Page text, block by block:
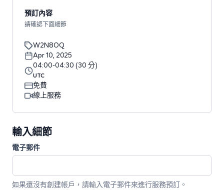
預訂內容
請確認下面細節
W2N8OQ
Apr 10, 2025
04:00-04:30 (30 分)
UTC
免費
線上服務
輸入細節
電子郵件
如果還沒有創建帳戶，請輸入電子郵件來進行服務預訂。